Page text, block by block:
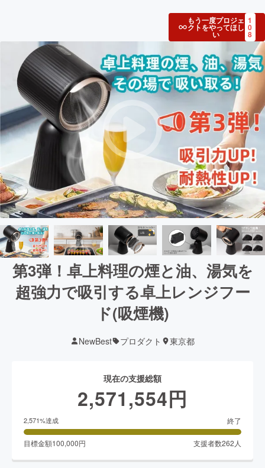
もう一度プロジェ
クトをやってほし
い
1
0
8
第3弾！卓上料理の煙と油、湯気を
超強力で吸引する卓上レンジフー
ド(吸煙機)
NewBest プロダクト 東京都
現在の支援総額
2,571,554円
2,571%達成 終了
目標金額100,000円 支援者数262 人